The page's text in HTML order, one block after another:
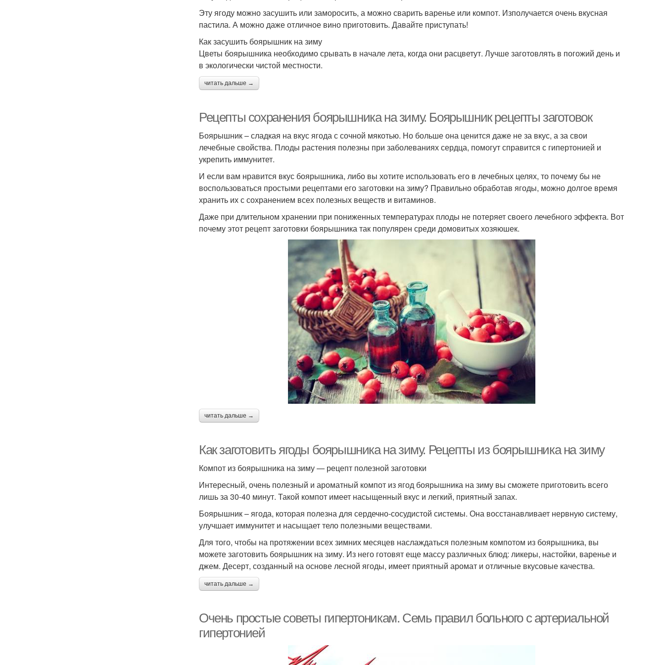
Эту ягоду можно засушить или заморосить, а можно сварить варенье или компот. Изполучается очень вкусная
пастила. А можно даже отличное вино приготовить. Давайте приступать!
Как засушить боярышник на зиму
Цветы боярышника необходимо срывать в начале лета, когда они расцветут. Лучше заготовлять в погожий день и
в экологически чистой местности.
читать дальше →
Рецепты сохранения боярышника на зиму. Боярышник рецепты заготовок
Боярышник – сладкая на вкус ягода с сочной мякотью. Но больше она ценится даже не за вкус, а за свои
лечебные свойства. Плоды растения полезны при заболеваниях сердца, помогут справится с гипертонией и
укрепить иммунитет.
И если вам нравится вкус боярышника, либо вы хотите использовать его в лечебных целях, то почему бы не
воспользоваться простыми рецептами его заготовки на зиму? Правильно обработав ягоды, можно долгое время
хранить их с сохранением всех полезных веществ и витаминов.
Даже при длительном хранении при пониженных температурах плоды не потеряет своего лечебного эффекта. Вот
почему этот рецепт заготовки боярышника так популярен среди домовитых хозяюшек.
читать дальше →
Как заготовить ягоды боярышника на зиму. Рецепты из боярышника на зиму
Компот из боярышника на зиму — рецепт полезной заготовки
Интересный, очень полезный и ароматный компот из ягод боярышника на зиму вы сможете приготовить всего
лишь за 30-40 минут. Такой компот имеет насыщенный вкус и легкий, приятный запах.
Боярышник – ягода, которая полезна для сердечно-сосудистой системы. Она восстанавливает нервную систему,
улучшает иммунитет и насыщает тело полезными веществами.
Для того, чтобы на протяжении всех зимних месяцев наслаждаться полезным компотом из боярышника, вы
можете заготовить боярышник на зиму. Из него готовят еще массу различных блюд: ликеры, настойки, варенье и
джем. Десерт, созданный на основе лесной ягоды, имеет приятный аромат и отличные вкусовые качества.
читать дальше →
Очень простые советы гипертоникам. Семь правил больного с артериальной
гипертонией